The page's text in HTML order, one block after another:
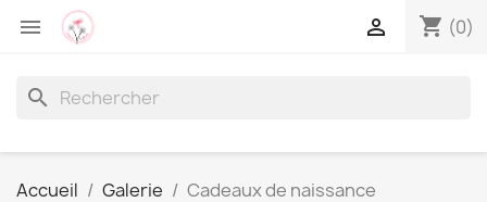
 shopping_cart (0)

search
Accueil Galerie Cadeaux de naissance